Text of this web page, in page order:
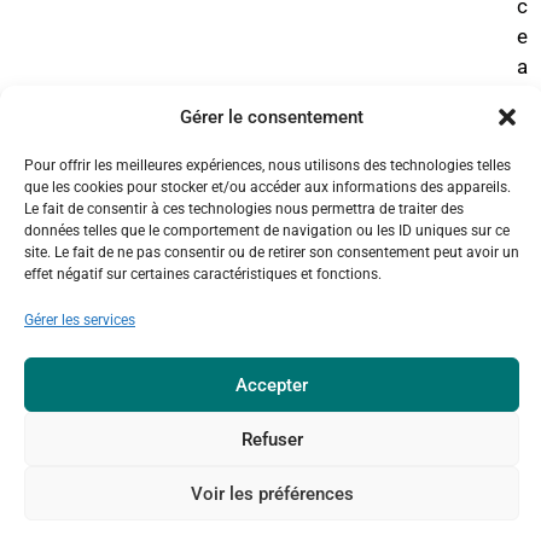
Gérer le consentement
Pour offrir les meilleures expériences, nous utilisons des technologies telles
que les cookies pour stocker et/ou accéder aux informations des appareils.
Le fait de consentir à ces technologies nous permettra de traiter des
données telles que le comportement de navigation ou les ID uniques sur ce
site. Le fait de ne pas consentir ou de retirer son consentement peut avoir un
effet négatif sur certaines caractéristiques et fonctions.
Gérer les services
Accepter
Refuser
Voir les préférences
c
e
a
m
h